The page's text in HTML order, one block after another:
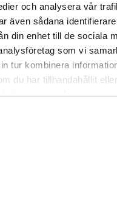
och analysera vår
även sådana
din enhet till de sociala
som vi
tur kombinera
du har tillhandahållit
med
Latexfri